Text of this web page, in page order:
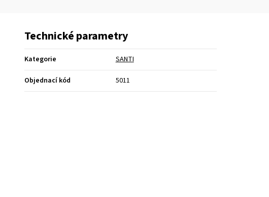
Technické parametry
Kategorie SANTI
Objednací kód 5011